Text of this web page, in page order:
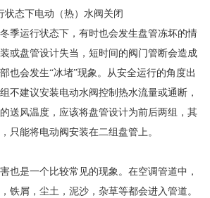
状态下电动（热）水阀关闭
季运行状态下，有时也会发生盘管冻坏的情
或盘管设计失当，短时间的阀门管断会造成
也会发生“冰堵”现象。从安全运行的角度出
不建议安装电动水阀控制热水流量或通断，
送风温度，应该将盘管设计为前后两组，其
只能将电动阀安装在二组盘管上。
也是一个比较常见的现象。在空调管道中，
铁屑，尘土，泥沙，杂草等都会进入管道。